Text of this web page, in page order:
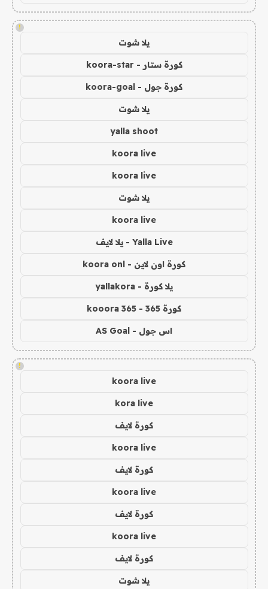
!
يلا شوت
كورة ستار - koora-star
كورة جول - koora-goal
يلا شوت
yalla shoot
koora live
koora live
يلا شوت
koora live
Yalla Live - يلا لايف
كورة اون لاين - koora onl
يلا كورة - yallakora
كورة 365 - kooora 365
اس جول - AS Goal
!
koora live
kora live
كورة لايف
koora live
كورة لايف
koora live
كورة لايف
koora live
كورة لايف
يلا شوت